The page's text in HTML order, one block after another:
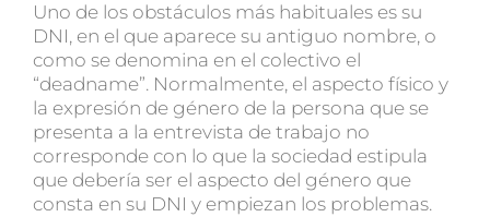
Uno de los obstáculos más habituales es su
DNI, en el que aparece su antiguo nombre, o
como se denomina en el colectivo el
“deadname”. Normalmente, el aspecto físico y
la expresión de género de la persona que se
presenta a la entrevista de trabajo no
corresponde con lo que la sociedad estipula
que debería ser el aspecto del género que
consta en su DNI y empiezan los problemas.